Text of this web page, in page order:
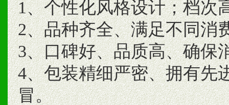
1、个性化风格设计；档次
2、品种齐全、满足不同消
3、口碑好、品质高、确保
4、包装精细严密、拥有先
冒。